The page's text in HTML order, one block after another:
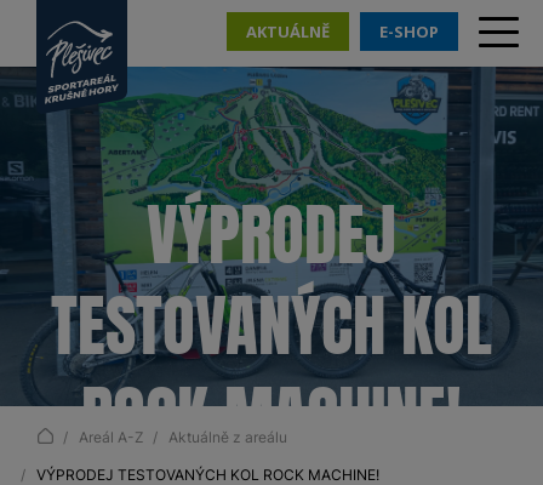
AKTUÁLNĚ E-SHOP
VÝPRODEJ
TESTOVANÝCH KOL
ROCK MACHINE!
Areál A-Z Aktuálně z areálu
VÝPRODEJ TESTOVANÝCH KOL ROCK MACHINE!